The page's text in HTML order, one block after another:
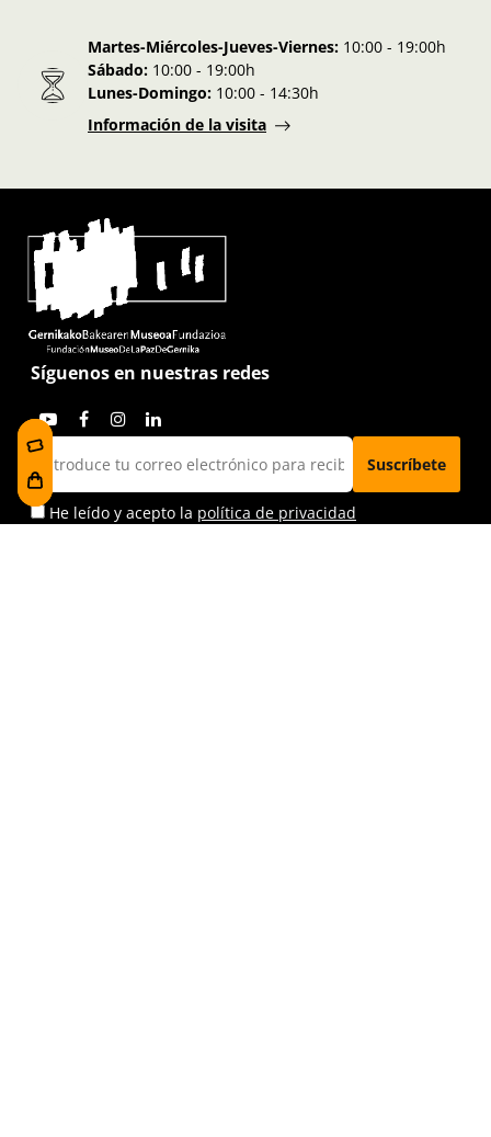
Martes-Miércoles-Jueves-Viernes: 10:00 - 19:00h
Sábado: 10:00 - 19:00h
Lunes-Domingo: 10:00 - 14:30h
Información de la visita
Síguenos en nuestras redes
He leído y acepto la política de privacidad